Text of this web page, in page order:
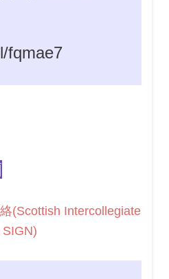
fqmae7
(Scottish Intercollegiate